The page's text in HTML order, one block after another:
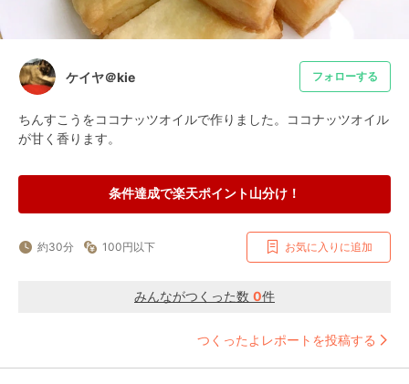
ケイヤ＠kie フォローする
ちんすこうをココナッツオイルで作りました。ココナッツオイル
が甘く香ります。
条件達成で楽天ポイント山分け！
約30分 100円以下 お気に入りに追加
みんながつくった数 0件
つくったよレポートを投稿する